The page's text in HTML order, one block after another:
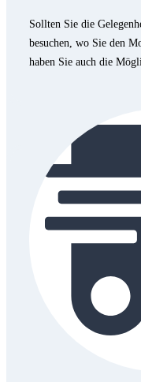
Sollten Sie die
besuchen, wo Sie den
haben Sie auch die